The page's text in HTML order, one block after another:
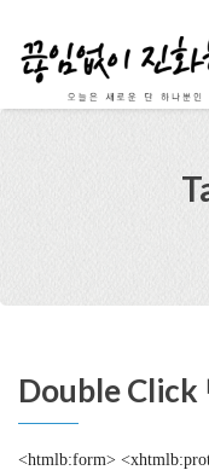
Double Click
<htmlb:form>